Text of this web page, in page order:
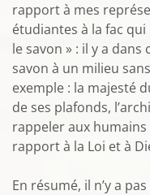
rapport à mes
étudiantes à la fac
le savon » : il y a
savon à un milieu
exemple : la majesté
de ses plafonds,
rappeler aux
rapport à la Loi et à
En résumé, il n’y a